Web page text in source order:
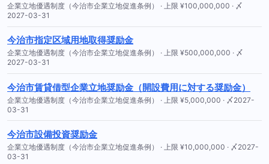
企業立地優遇制度（今治市企業立地促進条例） · 上限 ¥100,000,000 · 〆
2027-03-31
今治市指定区域用地取得奨励金
企業立地優遇制度（今治市企業立地促進条例） · 上限 ¥500,000,000 · 〆
2027-03-31
今治市賃貸借型企業立地奨励金（開設費用に対する奨励金）
企業立地優遇制度（今治市企業立地促進条例） · 上限 ¥5,000,000 · 〆2027-
03-31
今治市設備投資奨励金
企業立地優遇制度（今治市企業立地促進条例） · 上限 ¥10,000,000 · 〆2027-
03-31